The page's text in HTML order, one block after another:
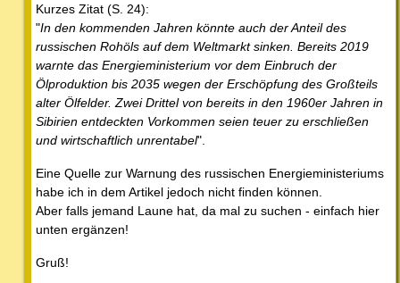
Kurzes Zitat (S. 24):
"In den kommenden Jahren könnte auch der Anteil des
russischen Rohöls auf dem Weltmarkt sinken. Bereits 2019
warnte das Energieministerium vor dem Einbruch der
Ölproduktion bis 2035 wegen der Erschöpfung des Großteils
alter Ölfelder. Zwei Drittel von bereits in den 1960er Jahren in
Sibirien entdeckten Vorkommen seien teuer zu erschließen
und wirtschaftlich unrentabel".
Eine Quelle zur Warnung des russischen Energieministeriums
habe ich in dem Artikel jedoch nicht finden können.
Aber falls jemand Laune hat, da mal zu suchen - einfach hier
unten ergänzen!
Gruß!